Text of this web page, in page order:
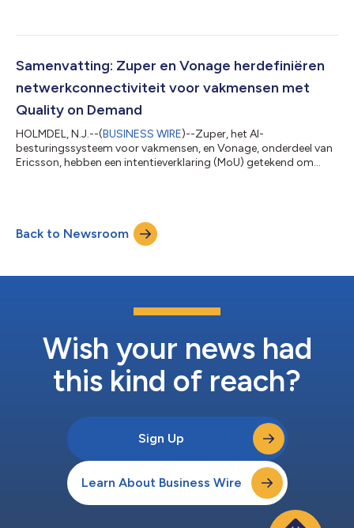
uit productdemo's, sessies met experts aan het woord en
transformatie van mobiele netwerken in het bedrijfsplatform
van de toekomst leidt. “De...
Samenvatting: Zuper en Vonage herdefiniëren
netwerkconnectiviteit voor vakmensen met
Quality on Demand
HOLMDEL, N.J.--(BUSINESS WIRE)--Zuper, het AI-
besturingssysteem voor vakmensen, en Vonage, onderdeel van
Ericsson, hebben een intentieverklaring (MoU) getekend om
Vonage, te beginnen met Quality on Demand (QoD). Hierbij
kunnen mobiele netwerkprestaties selectief worden ingezet ter
ondersteuning van kritieke workflows in h...
Back to Newsroom
Wish your news had
this kind of reach?
Sign Up
Learn About Business Wire